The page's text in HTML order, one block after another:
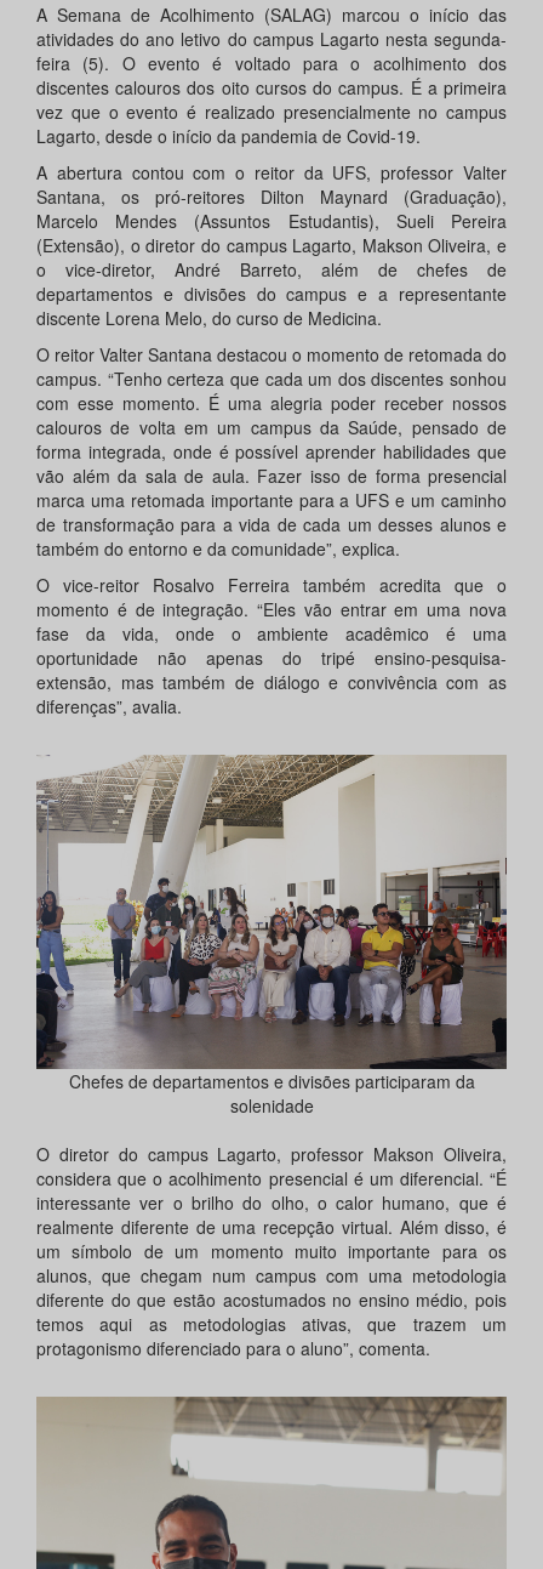
A Semana de Acolhimento (SALAG) marcou o início das
atividades do ano letivo do campus Lagarto nesta segunda-
feira (5). O evento é voltado para o acolhimento dos
discentes calouros dos oito cursos do campus. É a primeira
vez que o evento é realizado presencialmente no campus
Lagarto, desde o início da pandemia de Covid-19.
A abertura contou com o reitor da UFS, professor Valter
Santana, os pró-reitores Dilton Maynard (Graduação),
Marcelo Mendes (Assuntos Estudantis), Sueli Pereira
(Extensão), o diretor do campus Lagarto, Makson Oliveira, e
o vice-diretor, André Barreto, além de chefes de
departamentos e divisões do campus e a representante
discente Lorena Melo, do curso de Medicina.
O reitor Valter Santana destacou o momento de retomada do
campus. “Tenho certeza que cada um dos discentes sonhou
com esse momento. É uma alegria poder receber nossos
calouros de volta em um campus da Saúde, pensado de
forma integrada, onde é possível aprender habilidades que
vão além da sala de aula. Fazer isso de forma presencial
marca uma retomada importante para a UFS e um caminho
de transformação para a vida de cada um desses alunos e
também do entorno e da comunidade”, explica.
O vice-reitor Rosalvo Ferreira também acredita que o
momento é de integração. “Eles vão entrar em uma nova
fase da vida, onde o ambiente acadêmico é uma
oportunidade não apenas do tripé ensino-pesquisa-
extensão, mas também de diálogo e convivência com as
diferenças”, avalia.
Chefes de departamentos e divisões participaram da
solenidade
O diretor do campus Lagarto, professor Makson Oliveira,
considera que o acolhimento presencial é um diferencial. “É
interessante ver o brilho do olho, o calor humano, que é
realmente diferente de uma recepção virtual. Além disso, é
um símbolo de um momento muito importante para os
alunos, que chegam num campus com uma metodologia
diferente do que estão acostumados no ensino médio, pois
temos aqui as metodologias ativas, que trazem um
protagonismo diferenciado para o aluno”, comenta.